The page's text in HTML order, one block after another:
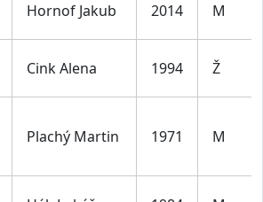
Hornof Jakub 2014 M
Cink Alena 1994 Ž
Plachý Martin 1971 M